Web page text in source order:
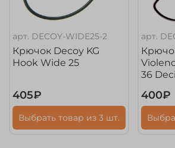
арт. DECOY-WIDE25-2
Крючок Decoy KG
Hook Wide 25
405₽
Выбрать товар из 3 шт.
арт.
36
400₽